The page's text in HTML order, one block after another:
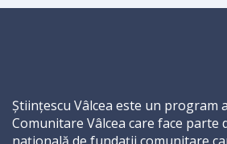
Științescu Vâlcea este un program
Comunitare Vâlcea care face parte